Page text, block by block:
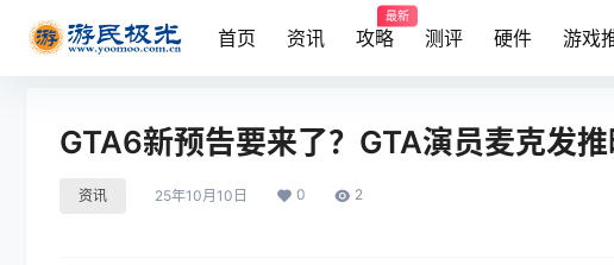
首页 资讯 攻略
最新
测评 硬件 游戏
GTA6新预告要来了？GTA演员麦克发
资讯 25年10月10日 0 2